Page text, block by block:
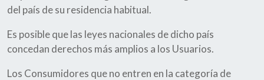
del país de su residencia habitual.
Es posible que las leyes nacionales de dicho país
concedan derechos más amplios a los Usuarios.
Los Consumidores que no entren en la categoría de